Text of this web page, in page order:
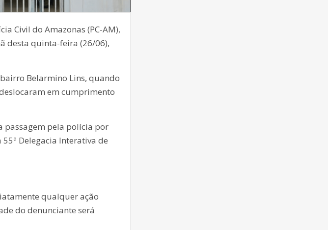
Civil do Amazonas (PC-AM),
desta quinta-feira (26/06),
Belarmino Lins, quando
em cumprimento
passagem pela polícia por
Delegacia Interativa de
qualquer ação
do denunciante será